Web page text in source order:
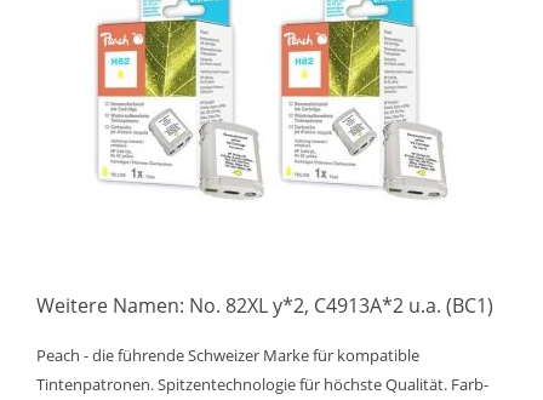
Weitere Namen: No. 82XL y*2, C4913A*2 u.a. (BC1)
Peach - die führende Schweizer Marke für kompatible
Tintenpatronen. Spitzentechnologie für höchste Qualität. Farb-